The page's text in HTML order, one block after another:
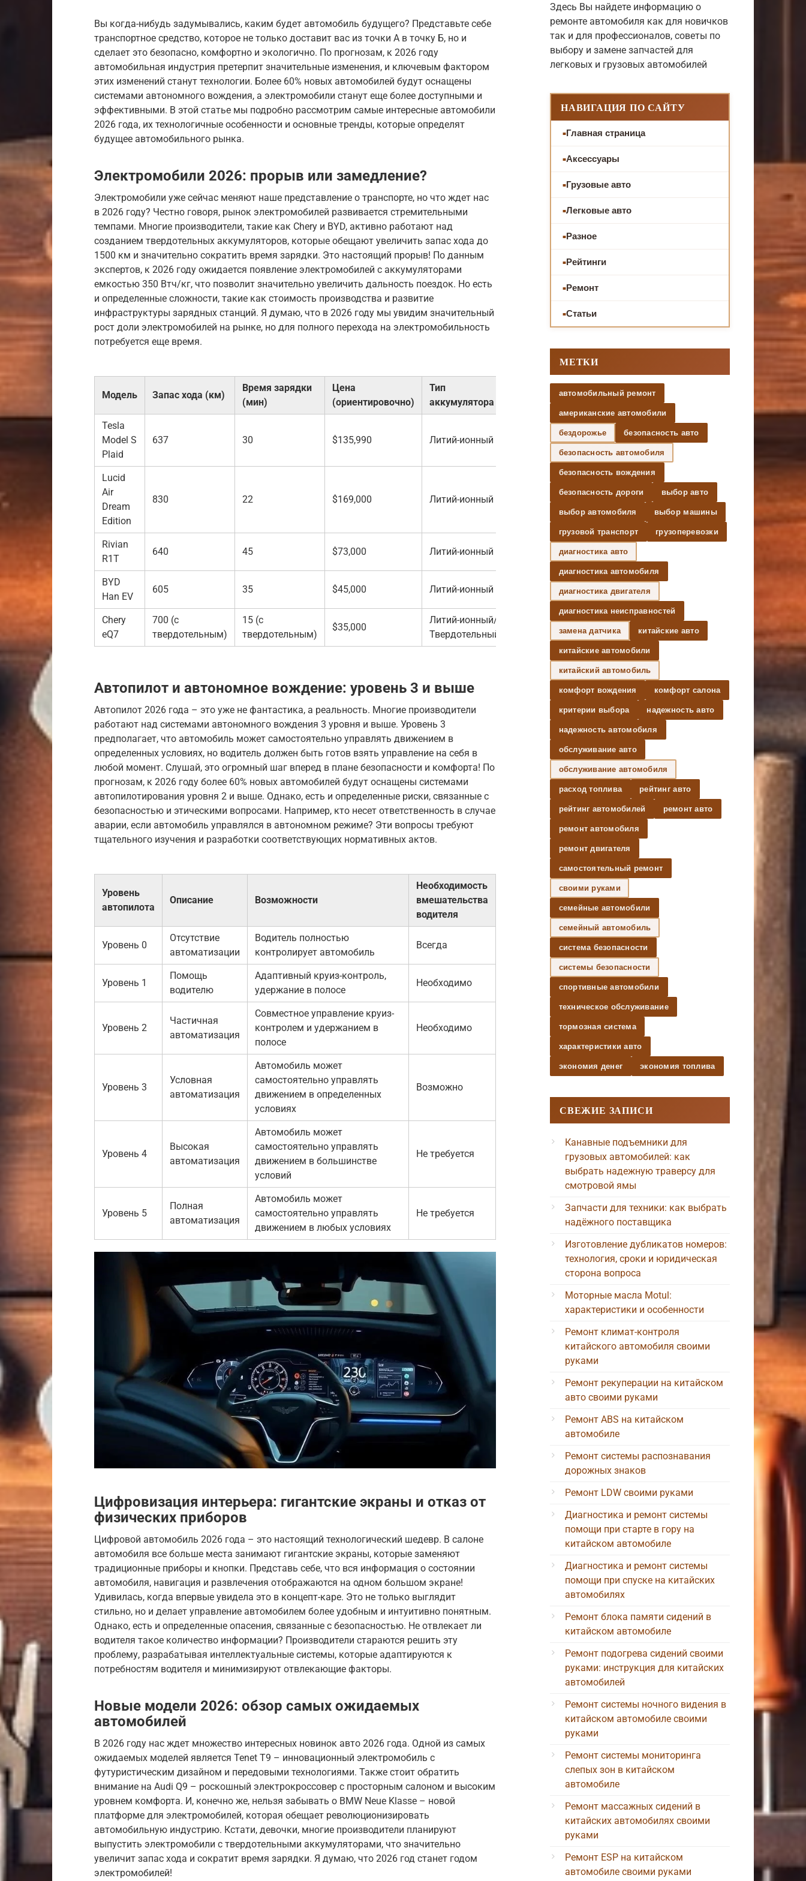
Вы когда-нибудь задумывались, каким будет автомобиль будущего? Представьте себе
транспортное средство, которое не только доставит вас из точки А в точку Б, но и
сделает это безопасно, комфортно и экологично. По прогнозам, к 2026 году
автомобильная индустрия претерпит значительные изменения, и ключевым фактором
этих изменений станут технологии. Более 60% новых автомобилей будут оснащены
системами автономного вождения, а электромобили станут еще более доступными и
эффективными. В этой статье мы подробно рассмотрим самые интересные автомобили
2026 года, их технологичные особенности и основные тренды, которые определят
будущее автомобильного рынка.
Электромобили 2026: прорыв или замедление?
Электромобили уже сейчас меняют наше представление о транспорте, но что ждет нас
в 2026 году? Честно говоря, рынок электромобилей развивается стремительными
темпами. Многие производители, такие как Chery и BYD, активно работают над
созданием твердотельных аккумуляторов, которые обещают увеличить запас хода до
1500 км и значительно сократить время зарядки. Это настоящий прорыв! По данным
экспертов, к 2026 году ожидается появление электромобилей с аккумуляторами
емкостью 350 Втч/кг, что позволит значительно увеличить дальность поездок. Но есть
и определенные сложности, такие как стоимость производства и развитие
инфраструктуры зарядных станций. Я думаю, что в 2026 году мы увидим значительный
рост доли электромобилей на рынке, но для полного перехода на электромобильность
потребуется еще время.
Модель Запас хода (км)
Время зарядки
(мин)
Цена
(ориентировочно)
Тип
аккумулятора
Tesla
Model S
Plaid
637 30 $135,990 Литий-ионный
Lucid
Air
Dream
Edition
830 22 $169,000 Литий-ионный
Rivian
R1T
640 45 $73,000 Литий-ионный
BYD
Han EV
605 35 $45,000 Литий-ионный
Chery
eQ7
700 (с
твердотельным)
15 (с
твердотельным)
$35,000
Литий-ионный/
Твердотельный
Автопилот и автономное вождение: уровень 3 и выше
Автопилот 2026 года – это уже не фантастика, а реальность. Многие производители
работают над системами автономного вождения 3 уровня и выше. Уровень 3
предполагает, что автомобиль может самостоятельно управлять движением в
определенных условиях, но водитель должен быть готов взять управление на себя в
любой момент. Слушай, это огромный шаг вперед в плане безопасности и комфорта! По
прогнозам, к 2026 году более 60% новых автомобилей будут оснащены системами
автопилотирования уровня 2 и выше. Однако, есть и определенные риски, связанные с
безопасностью и этическими вопросами. Например, кто несет ответственность в случае
аварии, если автомобиль управлялся в автономном режиме? Эти вопросы требуют
тщательного изучения и разработки соответствующих нормативных актов.
Уровень
автопилота
Описание Возможности
Необходимость
вмешательства
водителя
Уровень 0
Отсутствие
автоматизации
Водитель полностью
контролирует автомобиль
Всегда
Уровень 1
Помощь
водителю
Адаптивный круиз-контроль,
удержание в полосе
Необходимо
Уровень 2
Частичная
автоматизация
Совместное управление круиз-
контролем и удержанием в
полосе
Необходимо
Уровень 3
Условная
автоматизация
Автомобиль может
самостоятельно управлять
движением в определенных
условиях
Возможно
Уровень 4
Высокая
автоматизация
Автомобиль может
самостоятельно управлять
движением в большинстве
условий
Не требуется
Уровень 5
Полная
автоматизация
Автомобиль может
самостоятельно управлять
движением в любых условиях
Не требуется
Цифровизация интерьера: гигантские экраны и отказ от
физических приборов
Цифровой автомобиль 2026 года – это настоящий технологический шедевр. В салоне
автомобиля все больше места занимают гигантские экраны, которые заменяют
традиционные приборы и кнопки. Представь себе, что вся информация о состоянии
автомобиля, навигация и развлечения отображаются на одном большом экране!
Удивилась, когда впервые увидела это в концепт-каре. Это не только выглядит
стильно, но и делает управление автомобилем более удобным и интуитивно понятным.
Однако, есть и определенные опасения, связанные с безопасностью. Не отвлекает ли
водителя такое количество информации? Производители стараются решить эту
проблему, разрабатывая интеллектуальные системы, которые адаптируются к
потребностям водителя и минимизируют отвлекающие факторы.
Новые модели 2026: обзор самых ожидаемых
автомобилей
В 2026 году нас ждет множество интересных новинок авто 2026 года. Одной из самых
ожидаемых моделей является Tenet T9 – инновационный электромобиль с
футуристическим дизайном и передовыми технологиями. Также стоит обратить
внимание на Audi Q9 – роскошный электрокроссовер с просторным салоном и высоким
уровнем комфорта. И, конечно же, нельзя забывать о BMW Neue Klasse – новой
платформе для электромобилей, которая обещает революционизировать
автомобильную индустрию. Кстати, девочки, многие производители планируют
выпустить электромобили с твердотельными аккумуляторами, что значительно
увеличит запас хода и сократит время зарядки. Я думаю, что 2026 год станет годом
электромобилей!
Здесь Вы найдете информацию о
ремонте автомобиля как для новичков
так и для профессионалов, советы по
выбору и замене запчастей для
легковых и грузовых автомобилей
НАВИГАЦИЯ ПО САЙТУ
Главная страница
Аксессуары
Грузовые авто
Легковые авто
Разное
Рейтинги
Ремонт
Статьи
МЕТКИ
автомобильный ремонт
американские автомобили
бездорожье безопасность авто
безопасность автомобиля
безопасность вождения
безопасность дороги выбор авто
выбор автомобиля выбор машины
грузовой транспорт грузоперевозки
диагностика авто
диагностика автомобиля
диагностика двигателя
диагностика неисправностей
замена датчика китайские авто
китайские автомобили
китайский автомобиль
комфорт вождения комфорт салона
критерии выбора надежность авто
надежность автомобиля
обслуживание авто
обслуживание автомобиля
расход топлива рейтинг авто
рейтинг автомобилей ремонт авто
ремонт автомобиля
ремонт двигателя
самостоятельный ремонт
своими руками
семейные автомобили
семейный автомобиль
система безопасности
системы безопасности
спортивные автомобили
техническое обслуживание
тормозная система
характеристики авто
экономия денег экономия топлива
СВЕЖИЕ ЗАПИСИ
Канавные подъемники для
грузовых автомобилей: как
выбрать надежную траверсу для
смотровой ямы
Запчасти для техники: как выбрать
надёжного поставщика
Изготовление дубликатов номеров:
технология, сроки и юридическая
сторона вопроса
Моторные масла Motul:
характеристики и особенности
Ремонт климат-контроля
китайского автомобиля своими
руками
Ремонт рекуперации на китайском
авто своими руками
Ремонт ABS на китайском
автомобиле
Ремонт системы распознавания
дорожных знаков
Ремонт LDW своими руками
Диагностика и ремонт системы
помощи при старте в гору на
китайском автомобиле
Диагностика и ремонт системы
помощи при спуске на китайских
автомобилях
Ремонт блока памяти сидений в
китайском автомобиле
Ремонт подогрева сидений своими
руками: инструкция для китайских
автомобилей
Ремонт системы ночного видения в
китайском автомобиле своими
руками
Ремонт системы мониторинга
слепых зон в китайском
автомобиле
Ремонт массажных сидений в
китайских автомобилях своими
руками
Ремонт ESP на китайском
автомобиле своими руками